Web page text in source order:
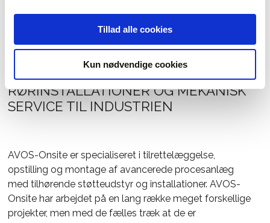
Tillad alle cookies
Kun nødvendige cookies
erfaring og kompetence
AVOS-ONSITE ARBEJDER MED
RØRINSTALLATIONER OG MEKANISK
SERVICE TIL INDUSTRIEN
AVOS-Onsite er specialiseret i tilrettelæggelse,
opstilling og montage af avancerede procesanlæg
med tilhørende støtteudstyr og installationer. AVOS-
Onsite har arbejdet på en lang række meget forskellige
projekter, men med de fælles træk at de er